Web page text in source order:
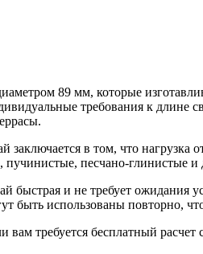
89 мм, которые
требования к длине
в том, что нагрузка
пучинистые, песчано-глинистые
быстрая и не требует ожидания
быть использованы повторно,
вам требуется бесплатный